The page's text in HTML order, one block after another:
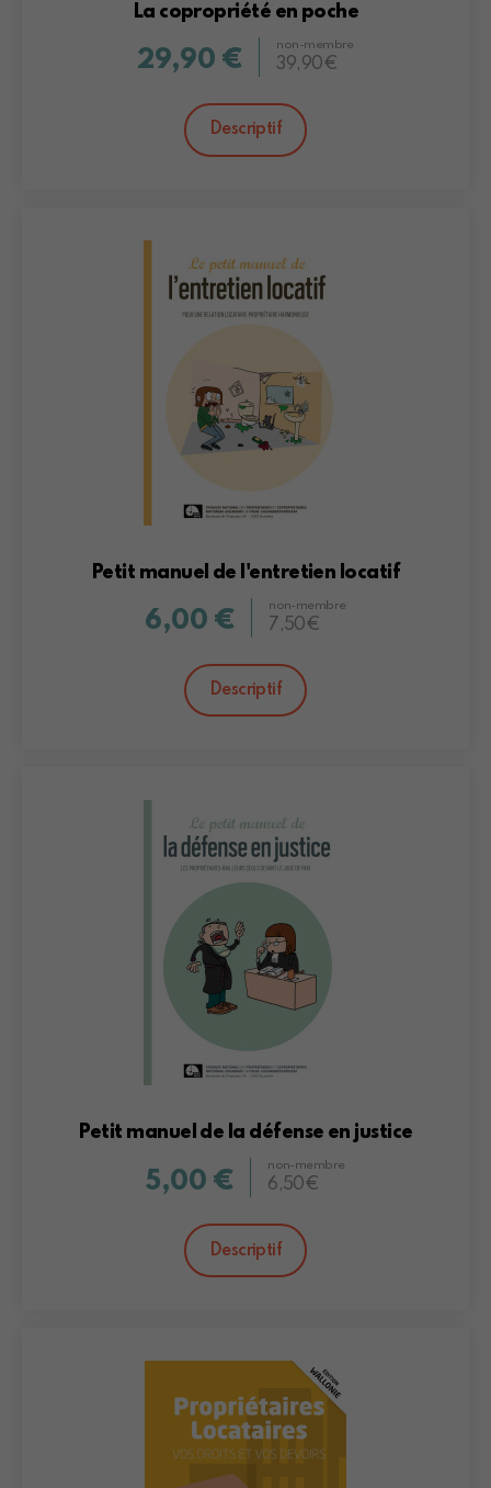
La copropriété en poche
29,90 €
non-membre
39,90€
Descriptif
Petit manuel de l'entretien locatif
6,00 €
non-membre
7,50€
Descriptif
Petit manuel de la défense en justice
5,00 €
non-membre
6,50€
Descriptif